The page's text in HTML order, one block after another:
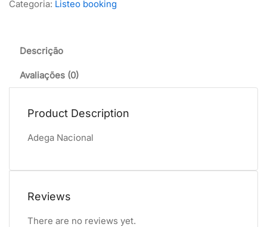
Categoria: Listeo booking
Descrição
Avaliações (0)
Product Description
Adega Nacional
Reviews
There are no reviews yet.